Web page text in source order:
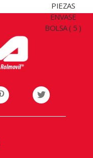
PIEZAS
ENVASE
BOLSA ( 5 )